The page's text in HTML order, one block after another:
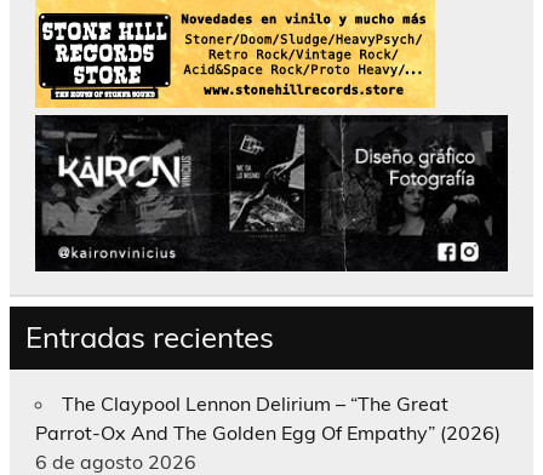
Entradas recientes
The Claypool Lennon Delirium – “The Great
Parrot-Ox And The Golden Egg Of Empathy” (2026)
6 de agosto 2026